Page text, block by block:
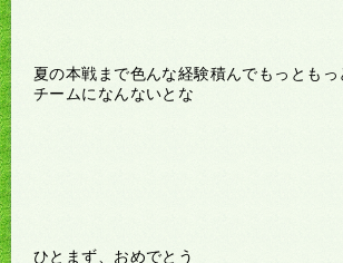
夏の本戦まで色んな経験積んでもっともっ
チームになんないとな
ひとまず、おめでとう